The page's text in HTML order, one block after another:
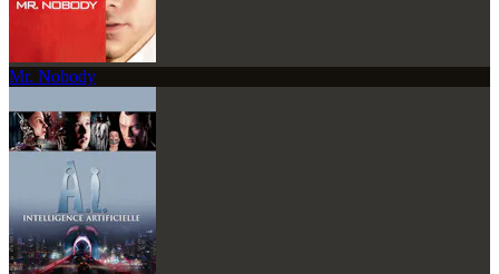
Mr. Nobody